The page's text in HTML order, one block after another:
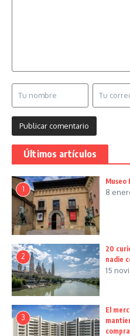
Últimos artículos
1
Museo
8
2
20
nadie
15
3
El